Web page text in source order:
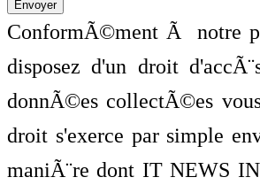
ConformÃ©ment Ã notre
disposez d'un droit
donnÃ©es collectÃ©es
droit s'exerce par simple
maniÃ¨re dont IT NEWS